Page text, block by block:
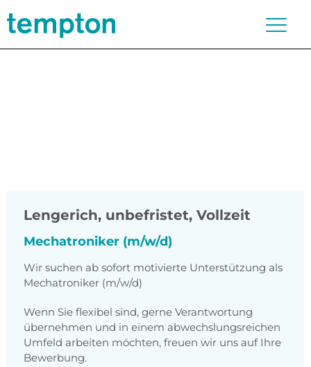
Lengerich, unbefristet, Vollzeit
Mechatroniker (m/w/d)
Wir suchen ab sofort motivierte Unterstützung als
Mechatroniker (m/w/d)
Wenn Sie flexibel sind, gerne Verantwortung
übernehmen und in einem abwechslungsreichen
Umfeld arbeiten möchten, freuen wir uns auf Ihre
Bewerbung.